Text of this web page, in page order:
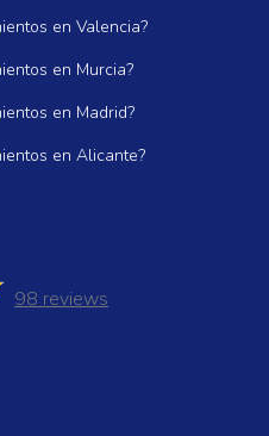
en Valencia?
en Murcia?
en Madrid?
en Alicante?
98 reviews